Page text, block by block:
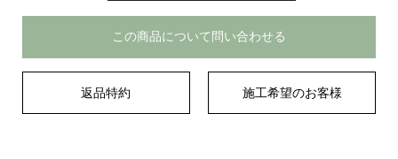
この商品について問い合わせる
返品特約 施工希望のお客様